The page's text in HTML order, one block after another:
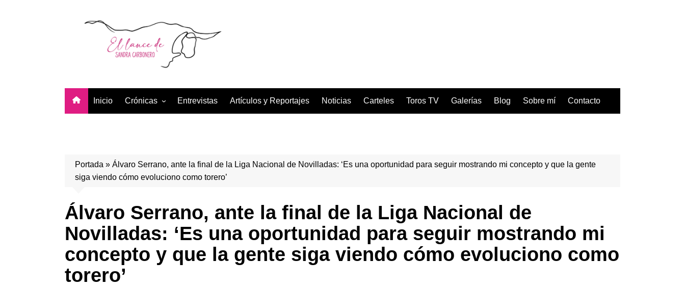
Inicio Crónicas
Temporada 2023
Temporada 2021
Entrevistas Artículos y Reportajes Noticias Carteles Toros TV Galerías Blog Sobre mí Contacto
Portada » Álvaro Serrano, ante la final de la Liga Nacional de Novilladas: ‘Es una oportunidad para seguir mostrando mi concepto y que la gente
siga viendo cómo evoluciono como torero’
Álvaro Serrano, ante la final de la Liga Nacional de
Novilladas: ‘Es una oportunidad para seguir mostrando mi
concepto y que la gente siga viendo cómo evoluciono como
torero’